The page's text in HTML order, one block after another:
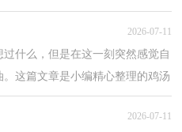
；有些过去，忘不了，就藏于心
2026-07-11
什么，但是在这一刻突然感觉自
这篇文章是小编精心整理的鸡汤
一、过去不等于...
2026-07-11